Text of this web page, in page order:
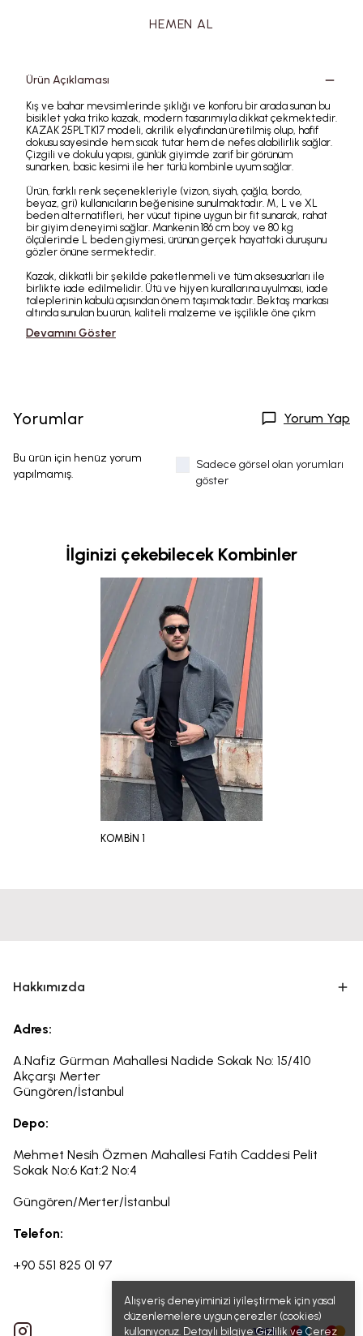
Alışveriş deneyiminizi iyileştirmek için yasal
düzenlemelere uygun çerezler (cookies)
kullanıyoruz. Detaylı bilgiyeGizlilik ve Çerez
HEMEN AL
Ürün Açıklaması
Kış ve bahar mevsimlerinde şıklığı ve konforu bir arada sunan bu
bisiklet yaka triko kazak, modern tasarımıyla dikkat çekmektedir.
KAZAK 25PLTK17 modeli, akrilik elyafından üretilmiş olup, hafif
dokusu sayesinde hem sıcak tutar hem de nefes alabilirlik sağlar.
Çizgili ve dokulu yapısı, günlük giyimde zarif bir görünüm
sunarken, basic kesimi ile her türlü kombinle uyum sağlar.
Ürün, farklı renk seçenekleriyle (vizon, siyah, çağla, bordo,
beyaz, gri) kullanıcıların beğenisine sunulmaktadır. M, L ve XL
beden alternatifleri, her vücut tipine uygun bir fit sunarak, rahat
bir giyim deneyimi sağlar. Mankenin 186 cm boy ve 80 kg
ölçülerinde L beden giymesi, ürünün gerçek hayattaki duruşunu
gözler önüne sermektedir.
Kazak, dikkatli bir şekilde paketlenmeli ve tüm aksesuarları ile
birlikte iade edilmelidir. Ütü ve hijyen kurallarına uyulması, iade
taleplerinin kabulü açısından önem taşımaktadır. Bektaş markası
altında sunulan bu ürün, kaliteli malzeme ve işçilikle öne çıkm
Devamını Göster
Yorumlar Yorum Yap
Bu ürün için henüz yorum
yapılmamış.
Sadece görsel olan yorumları
göster
İlginizi çekebilecek Kombinler
KOMBİN 1
Hakkımızda
Adres:
A.Nafiz Gürman Mahallesi Nadide Sokak No: 15/410
Akçarşı Merter
Güngören/İstanbul
Depo:
Mehmet Nesih Özmen Mahallesi Fatih Caddesi Pelit
Sokak No:6 Kat:2 No:4
Güngören/Merter/İstanbul
Telefon:
+90 551 825 01 97